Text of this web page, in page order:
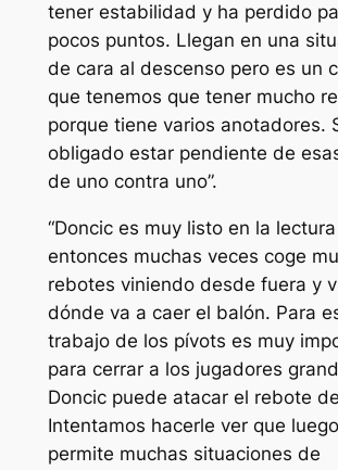
tener estabilidad y ha perdido
pocos puntos. Llegan en una
de cara al descenso pero es un
que tenemos que tener mucho
porque tiene varios anotadores.
obligado estar pendiente de
de uno contra uno”.
“Doncic es muy listo en la
entonces muchas veces coge
rebotes viniendo desde fuera y
dónde va a caer el balón. Para
trabajo de los pívots es muy
para cerrar a los jugadores
Doncic puede atacar el rebote
Intentamos hacerle ver que
permite muchas situaciones de